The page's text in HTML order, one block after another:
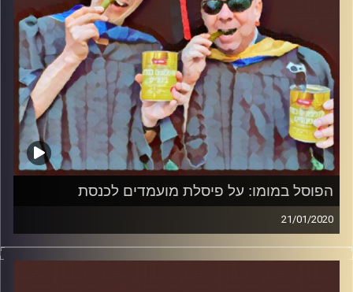
קרדיט תמונות:AudioVersity
הפוסל במומו: על פיסלת מועמדים לכנסת
21/01/2020
החמוצים – בפעם השלישית.